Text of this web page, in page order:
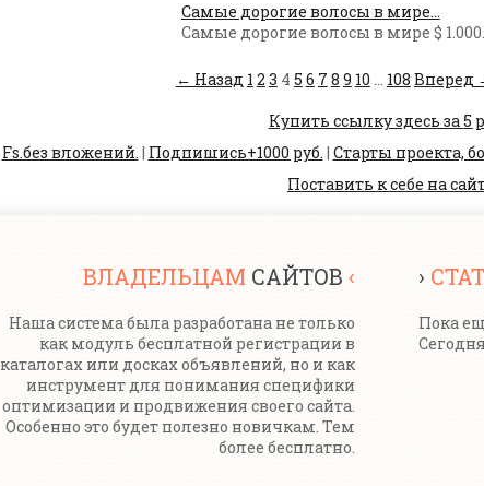
Самые дорогие волосы в мире...
Самые дорогие волосы в мире $
← Назад 1 2 3 4 5 6 7 8 9 10 ... 108 Вперед
Купить ссылку здесь за5
Fs.без вложений. | Подпишись+1000 руб. | Старты проекта,
Поставить к себе на
ВЛАДЕЛЬЦАМ САЙТОВ ‹
Наша система была разработана не только
как модуль бесплатной регистрации в
каталогах или досках объявлений, но и как
инструмент для понимания специфики
оптимизации и продвижения своего сайта.
Особенно это будет полезно новичкам. Тем
более бесплатно.
›
Пока